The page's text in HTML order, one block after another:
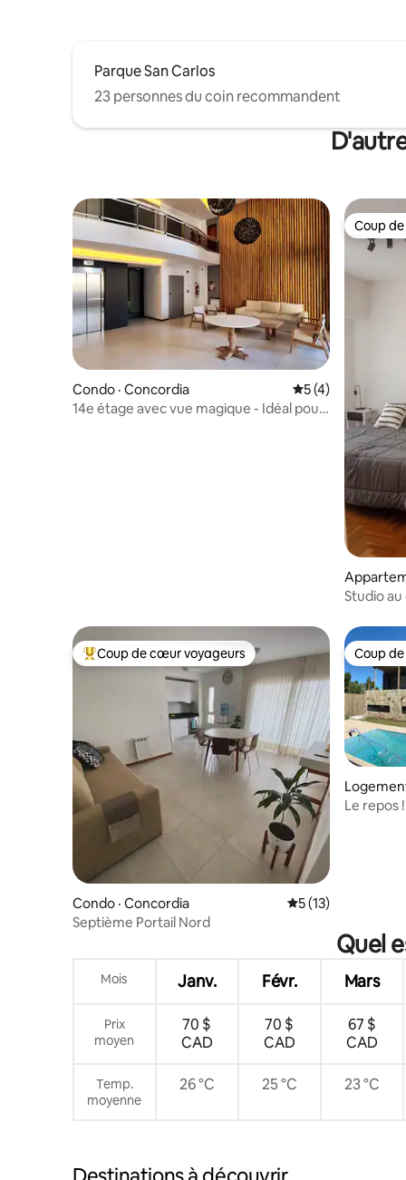
Parque San Carlos
23 personnes du coin recommandent
Condo · Concordia Note moyenne de
5 (4)
14e étage avec vue magique - Idéal pour
Coup
Coup
Studio
Coup de cœur voyageurs parmi les plus aimés
Coup de cœur voyageurs
Condo · Concordia Note moyenne de
5 (13)
Septième Portail Nord
Coup
Coup
Le repos !
Quel
Mois Janv. Févr. Mars
Prix
moyen
70 $
CAD
70 $
CAD
67 $
CAD
Temp.
moyenne
26 °C 25 °C 23 °C